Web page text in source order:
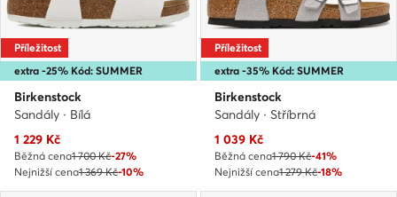
extra -25% Kód: SUMMER
Příležitost
Birkenstock
Sandály · Bílá
Aktuální cena
1 229 Kč
Běžná cena1 700 Kč-27%
Nejnižší cena1 369 Kč-10%
extra -35% Kód: SUMMER
Příležitost
Birkenstock
Sandály · Stříbrná
Aktuální cena
1 039 Kč
Běžná cena1 790 Kč-41%
Nejnižší cena1 279 Kč-18%